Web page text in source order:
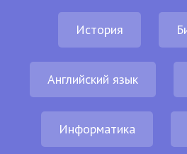
История
Английский язык
Информатика